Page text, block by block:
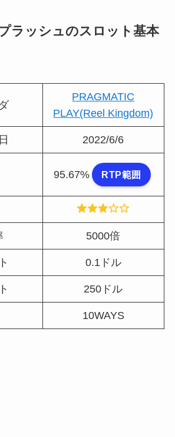
ラッシュのスロット基本
PRAGMATIC
PLAY(Reel Kingdom)
2022/6/6
95.67% RTP範囲
5000倍
0.1ドル
250ドル
10WAYS